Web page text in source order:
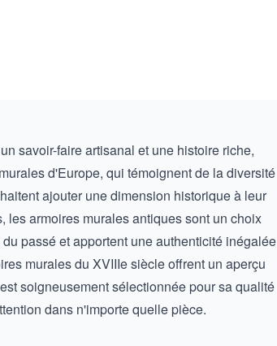
savoir-faire artisanal et une histoire riche,
d'Europe, qui témoignent de la diversité
ajouter une dimension historique à leur
les armoires murales antiques sont un choix
passé et apportent une authenticité inégalée
murales du XVIIIe siècle offrent un aperçu
soigneusement sélectionnée pour sa qualité
dans n'importe quelle pièce.